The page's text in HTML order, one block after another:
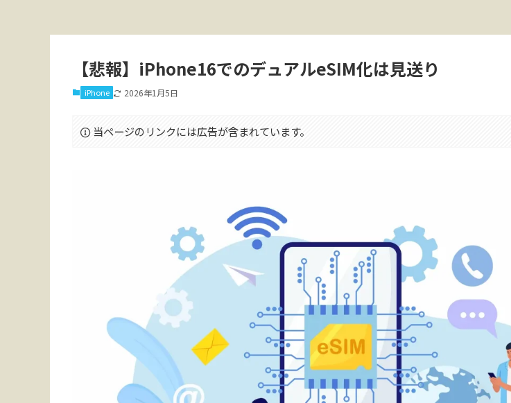
【悲報】iPhone16でのデュアルeSIM化は見送り
iPhone 2026年1月5日
当ページのリンクには広告が含まれています。